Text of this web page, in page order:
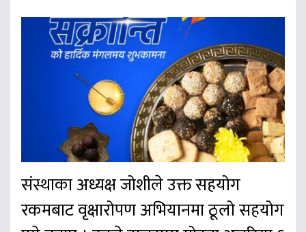
संस्थाका अध्यक्ष जोशीले उक्त सहयोग
रकमबाट वृक्षारोपण अभियानमा ठूलो सहयोग